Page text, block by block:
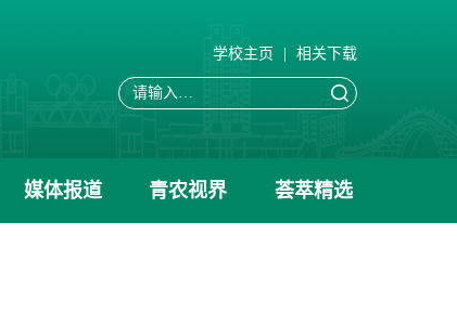
学校主页 相关下载
媒体报道 青农视界 荟萃精选